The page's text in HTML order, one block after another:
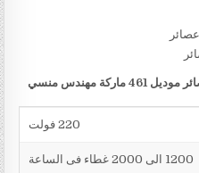
مهندس منسي
220 فولت
1200 الى 2000 غطاء فى الساعة